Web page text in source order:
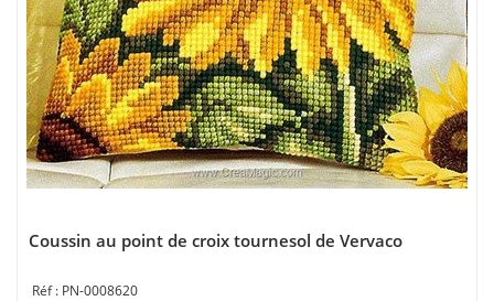
Coussin au point de croix tournesol de Vervaco
PN-0008620